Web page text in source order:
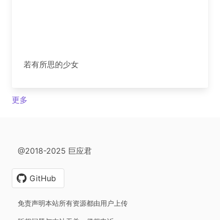
若有所思的少女
更多
@2018-2025 巨应君
GitHub
免责声明本站所有资源都由用户上传